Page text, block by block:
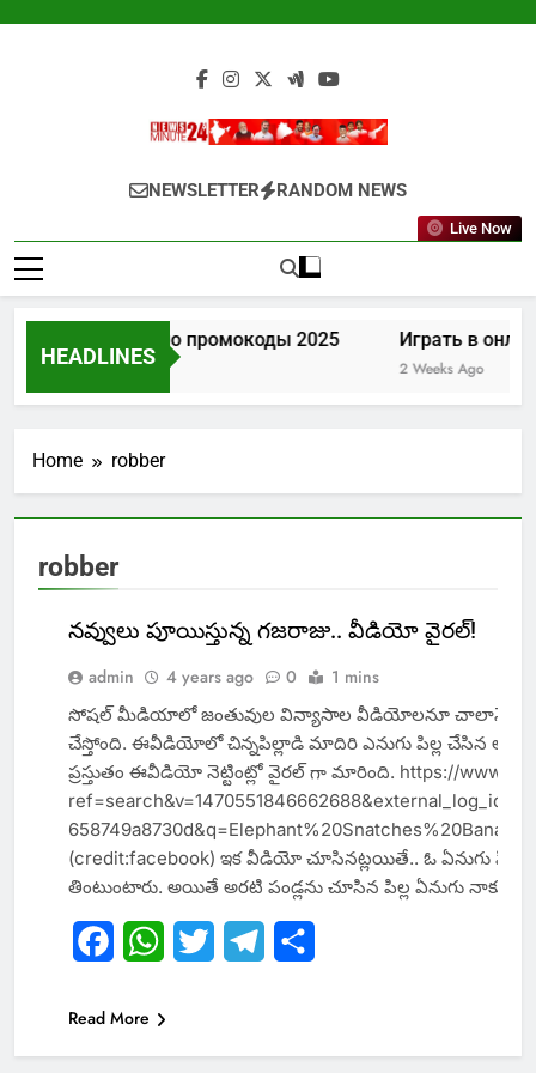
Newsminute24
Get All Updated Telugu News
NEWSLETTER RANDOM NEWS
Live Now
HEADLINES
Лев казино промокоды 2025
1 Week Ago
Играть в
2 Weeks Ago
Home robber
robber
NATIONAL
నవ్వులు పూయిస్తున్న గజరాజు.. వీడియో వైరల్!
admin 4 years ago 0 1 mins
సోషల్ మీడియాలో జంతువుల విన్యాసాల వీడియోలనూ చాలానే
చేస్తోంది. ఈవీడియోలో చిన్నపిల్లాడి మాదిరి ఎనుగు పిల్ల చేసిన అల్లరి
ప్రస్తుతం ఈవీడియో నెట్టింట్లో వైరల్ గా మారింది. https://
(credit:facebook) ఇక వీడియో చూసినట్లయితే.. ఓ ఏనుగు పిల్ల
తింటుంటారు. అయితే అరటి పండ్లను చూసిన పిల్ల ఏనుగు నాకు
FacebookWhatsApp
Twitter Telegram
Read More